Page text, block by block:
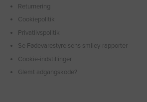
Returnering
Cookiepolitik
Privatlivspolitik
Se Fødevarestyrelsens smiley-rapporter
Cookie-indstillinger
Glemt adgangskode?